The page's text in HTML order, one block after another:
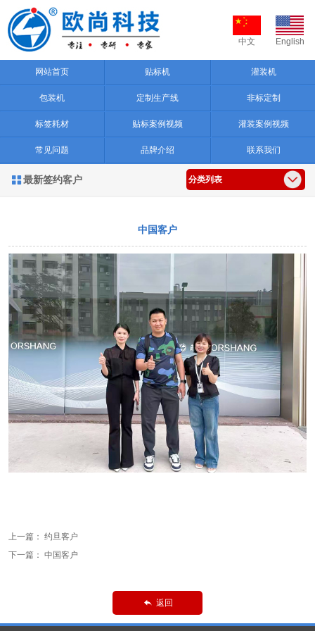
中文 English
网站首页 贴标机 灌装机
包装机 定制生产线 非标定制
标签耗材 贴标案例视频 灌装案例视频
常见问题 品牌介绍 联系我们
 最新签约客户 分类列表
中国客户
上一篇： 约旦客户
下一篇： 中国客户
 返回